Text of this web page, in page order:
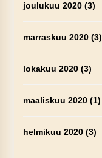
joulukuu 2020(3)
marraskuu 2020(3)
lokakuu 2020(3)
maaliskuu 2020(1)
helmikuu 2020(3)